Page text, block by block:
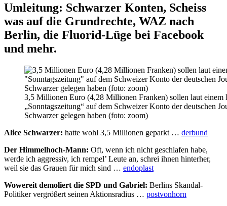
Umleitung: Schwarzer Konten, Scheiss
was auf die Grundrechte, WAZ nach
Berlin, die Fluorid-Lüge bei Facebook
und mehr.
3,5 Millionen Euro (4,28 Millionen Franken) sollen laut einem
„Sonntagszeitung“ auf dem Schweizer Konto der deutschen
Schwarzer gelegen haben (foto: zoom)
Alice Schwarzer: hatte wohl 3,5 Millionen geparkt … derbund
Der Himmelhoch-Mann: Oft, wenn ich nicht geschlafen habe,
werde ich aggressiv, ich rempel’ Leute an, schrei ihnen hinterher,
weil sie das Grauen für mich sind … endoplast
Wowereit demoliert die SPD und Gabriel: Berlins Skandal-
Politiker vergrößert seinen Aktionsradius … postvonhorn